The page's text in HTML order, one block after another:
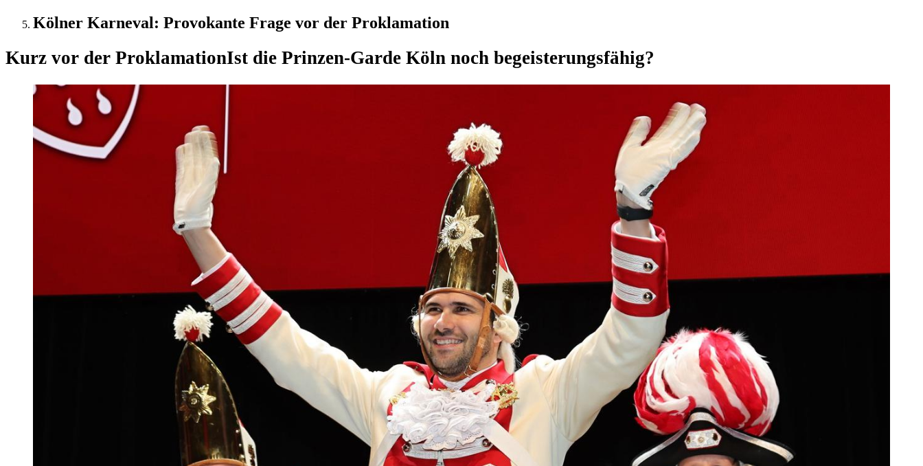
Kölner Karneval: Provokante Frage vor der Proklamation
Kurz vor der ProklamationIst die Prinzen-Garde Köln noch begeisterungsfähig?